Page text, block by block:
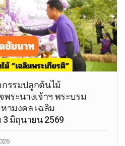
กรรมปลูกต้นไม้
พระนางเจ้าฯ พระบรม
ามงคล เฉลิม
มิถุนายน 2569